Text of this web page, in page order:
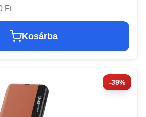
Ft
Kosárba
-39%